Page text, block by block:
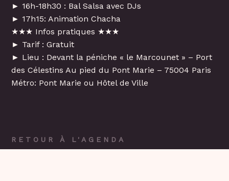
► 16h-18h30 : Bal Salsa avec DJs
► 17h15: Animation Chacha
★★★ Infos pratiques ★★★
► Tarif : Gratuit
► Lieu : Devant la péniche « le Marcounet » – Port
des Célestins Au pied du Pont Marie – 75004 Paris
Métro: Pont Marie ou Hôtel de Ville
RETOUR À L'AGENDA